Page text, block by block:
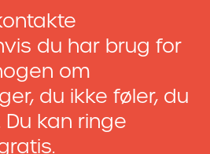
du har brug for
om
du ikke føler, du
kan ringe